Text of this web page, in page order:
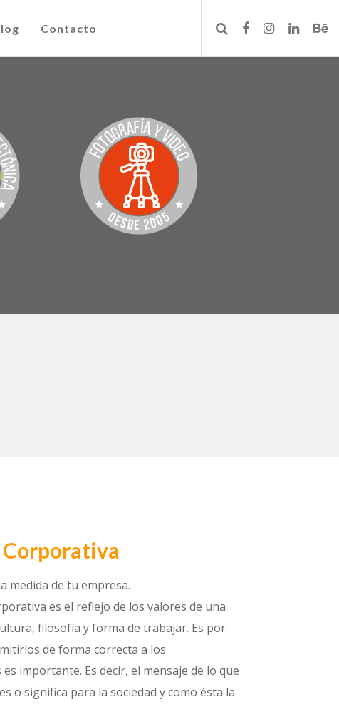
Contacto
medida de tu empresa.
es el reflejo de los valores de una
filosofía y forma de trabajar. Es por
de forma correcta a los
importante. Es decir, el mensaje de lo que
o significa para la sociedad y como ésta la